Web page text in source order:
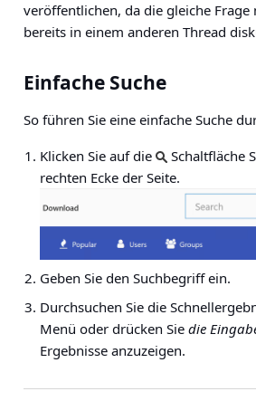
veröffentlichen, da die gleiche
bereits in einem anderen Thread
Einfache Suche
So führen Sie eine einfache Suche
Klicken Sie auf die
Schaltfläche
rechten Ecke der Seite.
Geben Sie den Suchbegriff ein.
Durchsuchen Sie die
Menü oder drücken Sie die
Ergebnisse anzuzeigen.